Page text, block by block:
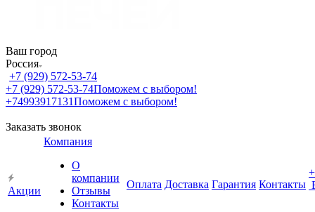
Ваш город
Россия
+7 (929) 572-53-74
+7 (929) 572-53-74Поможем с выбором!
+74993917131Поможем с выбором!
Заказать звонок
Акции
Компания
О
компании
Отзывы
Контакты
Оплата Доставка Гарантия Контакты
+